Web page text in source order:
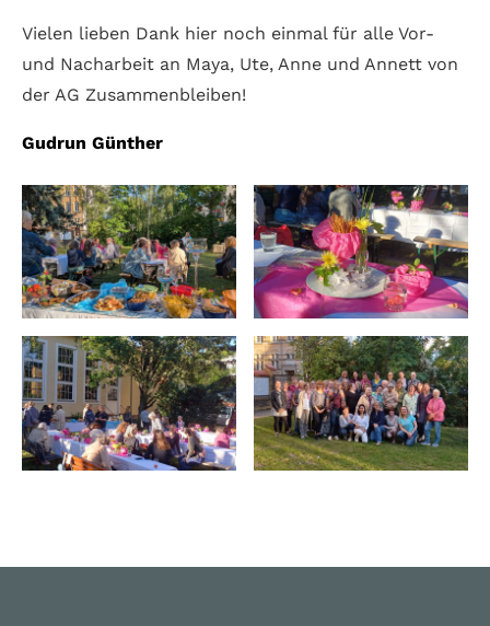
Vielen lieben Dank hier noch einmal für alle Vor-
und Nacharbeit an Maya, Ute, Anne und Annett von
der AG Zusammenbleiben!
Gudrun Günther